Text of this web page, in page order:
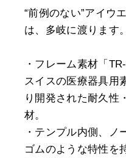
“前例のない”アイウ
は、多岐に渡ります。
・フレーム素材「TR-
スイスの医療器具用
り開発された耐久性
材。
・テンプル内側、ノ
ゴムのような特性を